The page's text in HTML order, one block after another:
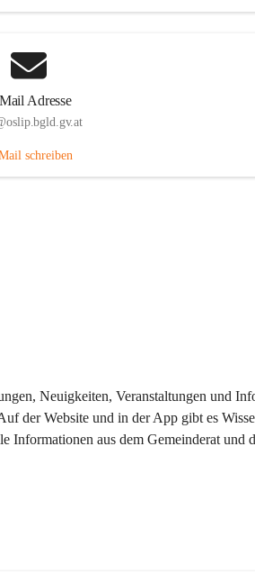
Adresse
schreiben
Neuigkeiten, Veranstaltungen und
der Website und in der App gibt es
Informationen aus dem Gemeinderat und